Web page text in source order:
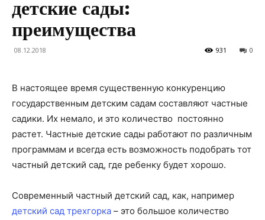
детские сады:
преимущества
08.12.2018 0
931
В настоящее время существенную конкуренцию
государственным детским садам составляют частные
садики. Их немало, и это количество постоянно
растет. Частные детские сады работают по различным
программам и всегда есть возможность подобрать тот
частный детский сад, где ребенку будет хорошо.
Современный частный детский сад, как, например
детский сад трехгорка – это большое количество